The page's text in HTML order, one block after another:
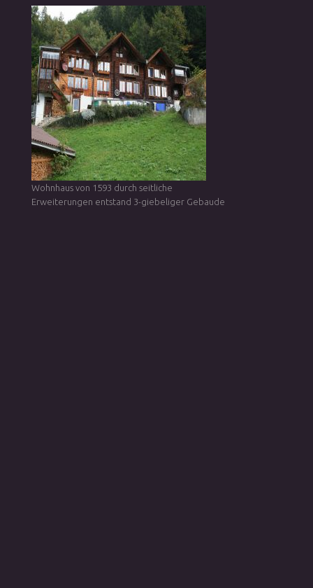
Wohnhaus von 1593 durch seitliche
Erweiterungen entstand 3-giebeliger Gebaude